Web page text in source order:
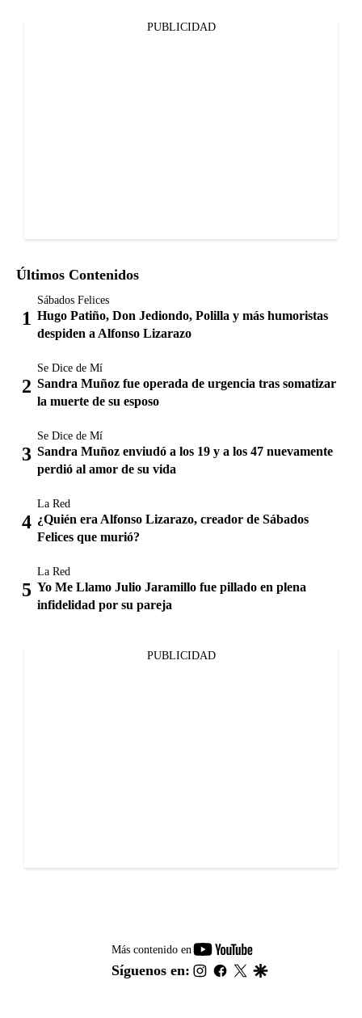
PUBLICIDAD
Últimos Contenidos
Sábados Felices
Hugo Patiño, Don Jediondo, Polilla y más humoristas
despiden a Alfonso Lizarazo
Se Dice de Mí
Sandra Muñoz fue operada de urgencia tras somatizar
la muerte de su esposo
Se Dice de Mí
Sandra Muñoz enviudó a los 19 y a los 47 nuevamente
perdió al amor de su vida
La Red
¿Quién era Alfonso Lizarazo, creador de Sábados
Felices que murió?
La Red
Yo Me Llamo Julio Jaramillo fue pillado en plena
infidelidad por su pareja
PUBLICIDAD
Más contenido en
youtube-
footer
Síguenos en: instagram
facebook
twitter